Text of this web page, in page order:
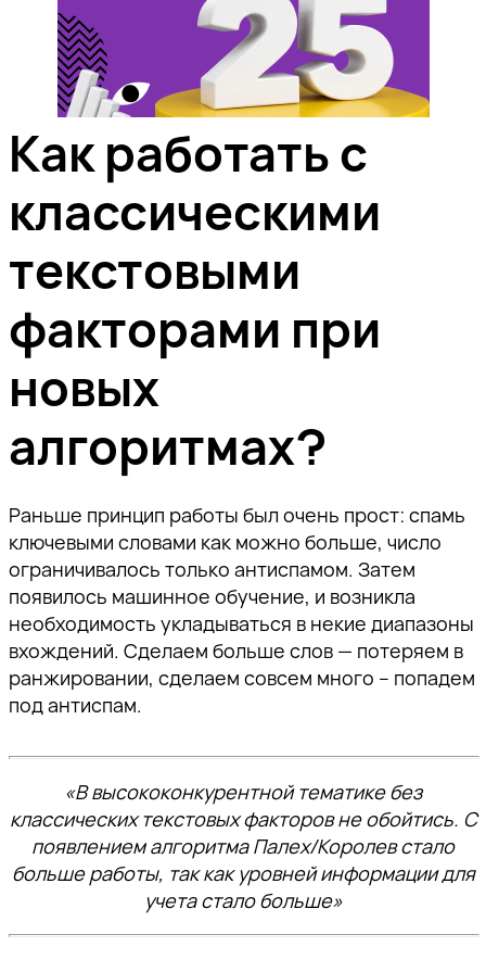
Как работать с
классическими
текстовыми
факторами при
новых
алгоритмах?
Раньше принцип работы был очень прост: спамь
ключевыми словами как можно больше, число
ограничивалось только антиспамом. Затем
появилось машинное обучение, и возникла
необходимость укладываться в некие диапазоны
вхождений. Сделаем больше слов — потеряем в
ранжировании, сделаем совсем много – попадем
под антиспам.
«В высококонкурентной тематике без
классических текстовых факторов не обойтись. С
появлением алгоритма Палех/Королев стало
больше работы, так как уровней информации для
учета стало больше»